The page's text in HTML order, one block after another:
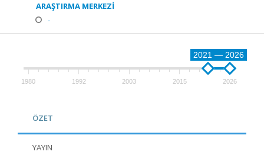
ARAŞTIRMA MERKEZİ
-
2021 — 2026
1980 1992 2003 2015 2026
ÖZET
YAYIN